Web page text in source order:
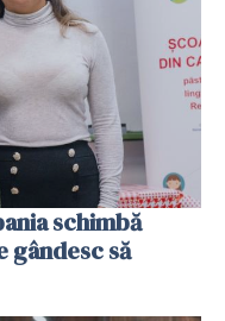
schimbă
gândesc să